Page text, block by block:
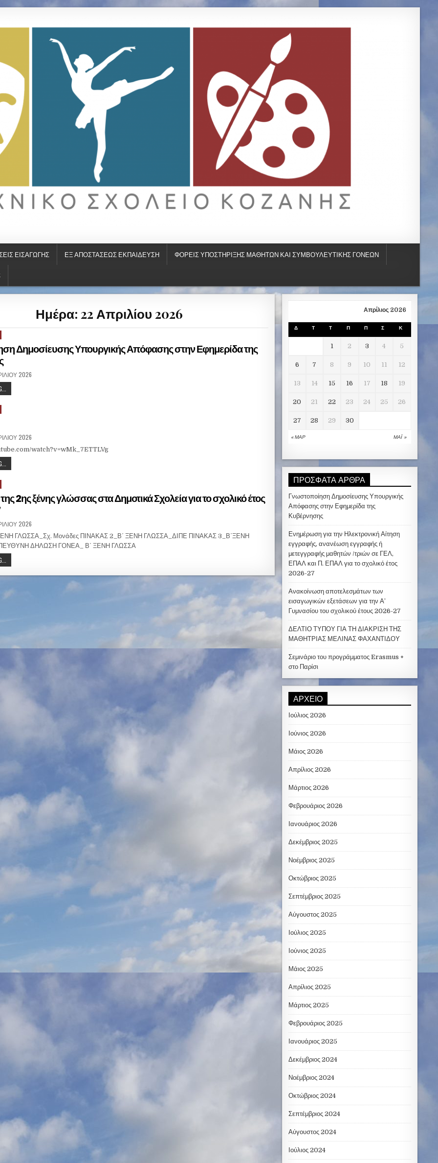
ΕΙΣΑΓΩΓΉΣ ΕΞ ΑΠΟΣΤΆΣΕΩΣ ΕΚΠΑΊΔΕΥΣΗ ΦΟΡΕΙΣ ΥΠΟΣΤΗΡΙΞΗΣ ΜΑΘΗΤΩΝ ΚΑΙ ΣΥΜΒΟΥΛΕΥΤΙΚΗΣ ΓΟΝΕΩΝ
Ημέρα: 22 Απριλίου 2026
Δημοσίευσης Υπουργικής Απόφασης στην Εφημερίδα της
2026
2026
watch?v=wMk_7ETTLVg
2ης ξένης γλώσσας στα Δημοτικά Σχολεία για το σχολικό έτος
2026
ΓΛΩΣΣΑ_Σχ. Μονάδες ΠΙΝΑΚΑΣ 2_Β΄ ΞΕΝΗ ΓΛΩΣΣΑ_ΔΙΠΕ ΠΙΝΑΚΑΣ 3_Β΄ΞΕΝΗ
ΔΗΛΩΣΗ ΓΟΝΕΑ_ Β΄ ΞΕΝΗ ΓΛΩΣΣΑ
Απρίλιος 2026
Δ Τ Τ Π Π Σ Κ
« ΜΑΡ ΜΑΪ́ »
1 2 3 4 5
6 7 8 9 10 11 12
13 14 15 16 17 18 19
20 21 22 23 24 25 26
27 28 29 30
ΠΡΌΣΦΑΤΑ ΆΡΘΡΑ
Γνωστοποίηση Δημοσίευσης Υπουργικής
Απόφασης στην Εφημερίδα της
Κυβέρνησης
Ενημέρωση για την Ηλεκτρονική Αίτηση
εγγραφής, ανανέωση εγγραφής ή
μετεγγραφής μαθητών /τριών σε ΓΕΛ,
ΕΠΑΛ και Π. ΕΠΑΛ για το σχολικό έτος
2026-27
Ανακοίνωση αποτελεσμάτων των
εισαγωγικών εξετάσεων για την Α’
Γυμνασίου του σχολικού έτους 2026-27
ΔΕΛΤΙΟ ΤΥΠΟΥ ΓΙΑ ΤΗ ΔΙΑΚΡΙΣΗ ΤΗΣ
ΜΑΘΗΤΡΙΑΣ ΜΕΛΙΝΑΣ ΦΑΧΑΝΤΙΔΟΥ
Σεμινάριο του προγράμματος Erasmus +
στο Παρίσι
ΑΡΧΕΊΟ
Ιούλιος 2026
Ιούνιος 2026
Μάιος 2026
Απρίλιος 2026
Μάρτιος 2026
Φεβρουάριος 2026
Ιανουάριος 2026
Δεκέμβριος 2025
Νοέμβριος 2025
Οκτώβριος 2025
Σεπτέμβριος 2025
Αύγουστος 2025
Ιούλιος 2025
Ιούνιος 2025
Μάιος 2025
Απρίλιος 2025
Μάρτιος 2025
Φεβρουάριος 2025
Ιανουάριος 2025
Δεκέμβριος 2024
Νοέμβριος 2024
Οκτώβριος 2024
Σεπτέμβριος 2024
Αύγουστος 2024
Ιούλιος 2024